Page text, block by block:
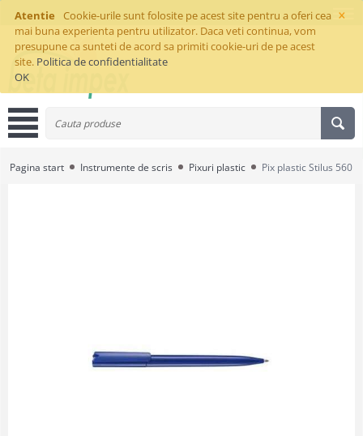
×
Atentie
Cookie-urile sunt folosite pe acest site pentru a oferi cea
mai buna experienta pentru utilizator. Daca veti continua, vom
presupune ca sunteti de acord sa primiti cookie-uri de pe acest
site. Politica de confidentialitate
OK
Pagina start Instrumente de scris Pixuri plastic Pix plastic Stilus 560